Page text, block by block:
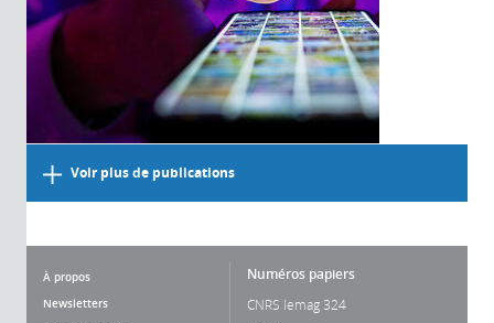
Voir plus de publications
À propos
Newsletters
Numéros papiers
CNRS lemag 324